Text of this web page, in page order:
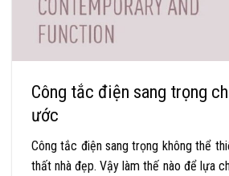
Công tắc điện sang trọng
ước
Công tắc điện sang trọng không thể
thất nhà đẹp. Vậy làm thế nào để lựa